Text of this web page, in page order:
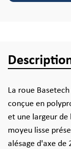
La roue
conçue en
et une largeur de
moyeu lisse
alésage d'axe de